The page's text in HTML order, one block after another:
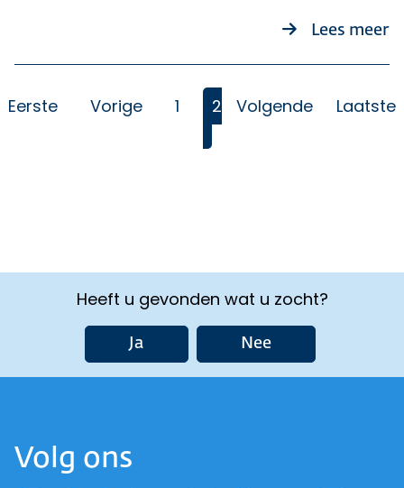
Lees meer
Eerste Vorige 1
2
(Huidige)
Volgende Laatste
Heeft u gevonden wat u zocht?
Ja Nee
Volg ons